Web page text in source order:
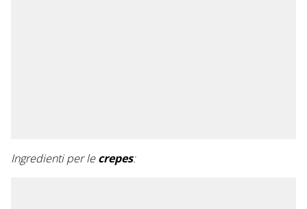
Ingredienti per lecrepes: